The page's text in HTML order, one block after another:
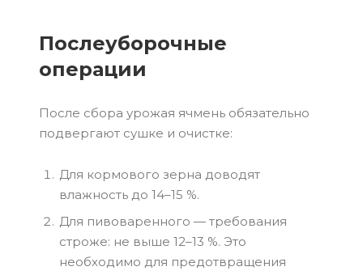
Послеуборочные
операции
После сбора урожая ячмень обязательно
подвергают сушке и очистке:
Для кормового зерна доводят
влажность до 14–15 %.
Для пивоваренного — требования
строже: не выше 12–13 %. Это
необходимо для предотвращения